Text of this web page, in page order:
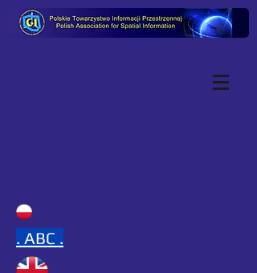
. ABC .